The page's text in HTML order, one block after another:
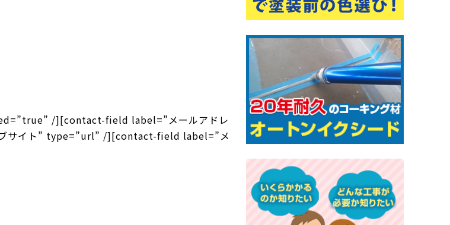
/][contact-field label=”メールアドレ
イト” type=”url” /][contact-field label=”メ